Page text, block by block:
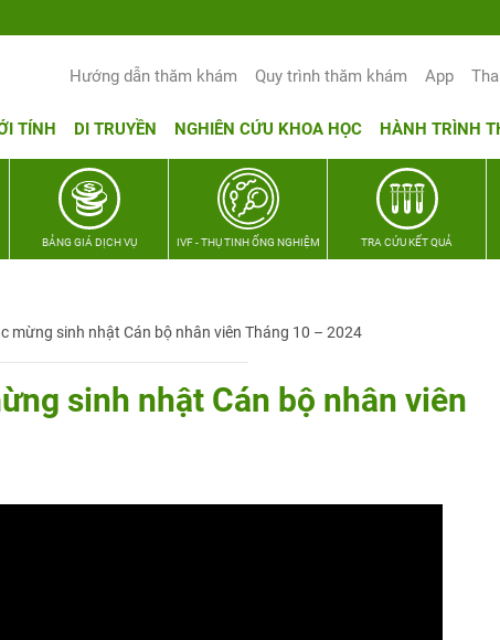
Hướng dẫn thăm khám Quy trình thăm khám App
TÍNH DI TRUYỀN NGHIÊN CỨU KHOA HỌC HÀNH TRÌNH
BẢNG GIÁ DỊCH VỤ IVF - THỤ TINH ỐNG NGHIỆM TRA CỨU KẾT QUẢ
mừng sinh nhật Cán bộ nhân viên Tháng 10 – 2024
sinh nhật Cán bộ nhân viên